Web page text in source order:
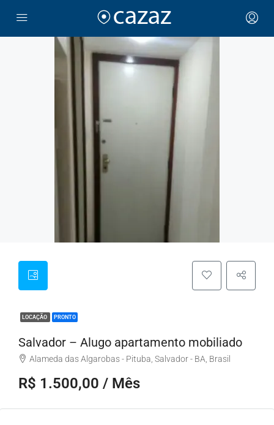
LOCAÇÃO PRONTO
Salvador – Alugo apartamento mobiliado
Alameda das Algarobas - Pituba, Salvador - BA, Brasil
R$ 1.500,00 / Mês